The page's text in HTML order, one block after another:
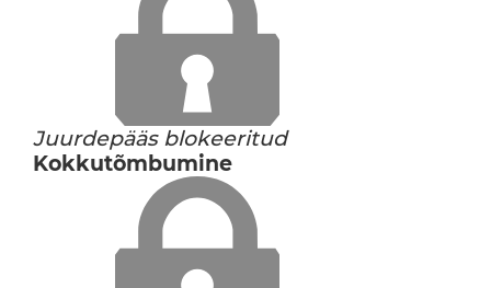
Juurdepääs blokeeritud
Kokkutõmbumine